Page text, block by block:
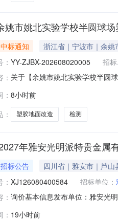
姚市姚北实验学校半圆球
标通知 浙江省｜宁波市｜余姚
YY-ZJBX-202608020005 招标
关于【余姚市姚北实验学校半圆
介服务机构，现将中选结果相
采购项目名称：余姚市姚北实验
8小时前
塑胶地面改造 检测
年雅安光明派特贵金属
标公告 四川省｜雅安市｜芦山
XJ126080400584 招标单位：
询价基本信息发布单位：雅安光
19小时前